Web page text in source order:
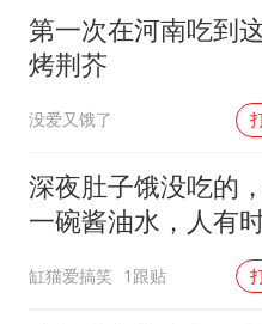
第一次在河南吃到
烤荆芥
没爱又饿了
深夜肚子饿没吃的
一碗酱油水，人有
缸猫爱搞笑 1跟贴